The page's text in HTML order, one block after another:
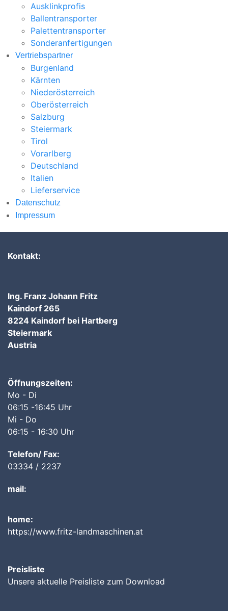
Ausklinkprofis
Ballentransporter
Palettentransporter
Sonderanfertigungen
Vertriebspartner
Burgenland
Kärnten
Niederösterreich
Oberösterreich
Salzburg
Steiermark
Tirol
Vorarlberg
Deutschland
Italien
Lieferservice
Datenschutz
Impressum
Kontakt:
Ing. Franz Johann Fritz
Kaindorf 265
8224 Kaindorf bei Hartberg
Steiermark
Austria
Öffnungszeiten:
Mo - Di
06:15 -16:45 Uhr
Mi - Do
06:15 - 16:30 Uhr
Telefon/ Fax:
03334 / 2237
mail:
home:
https://www.fritz-landmaschinen.at
Preisliste
Unsere aktuelle Preisliste zum Download